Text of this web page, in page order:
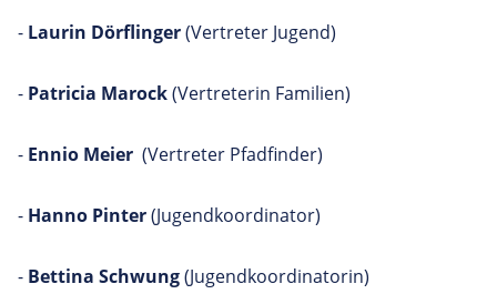
- Laurin Dörflinger(Vertreter Jugend)
- Patricia Marock(Vertreterin Familien)
- Ennio Meier (Vertreter Pfadfinder)
- Hanno Pinter(Jugendkoordinator)
- Bettina Schwung(Jugendkoordinatorin)